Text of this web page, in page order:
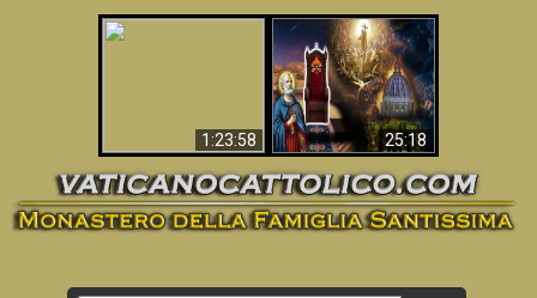
1:23:58 25:18
La Bibbia ha previsto
70 anni senza Papa?